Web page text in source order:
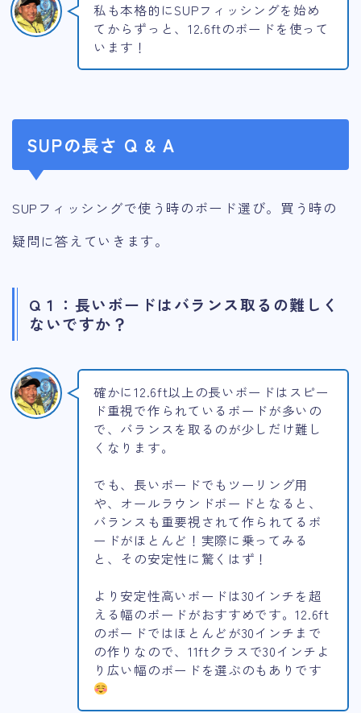
私も本格的にSUPフィッシングを始め
てからずっと、12.6ftのボードを使って
います！
SUPの長さ Q & A
SUPフィッシングで使う時のボード選び。買う時の
疑問に答えていきます。
Q１：長いボードはバランス取るの難しく
ないですか？
確かに12.6ft以上の長いボードはスピー
ド重視で作られているボードが多いの
で、バランスを取るのが少しだけ難し
くなります。
でも、長いボードでもツーリング用
や、オールラウンドボードとなると、
バランスも重要視されて作られてるボ
ードがほとんど！実際に乗ってみる
と、その安定性に驚くはず！
より安定性高いボードは30インチを超
える幅のボードがおすすめです。12.6ft
のボードではほとんどが30インチまで
の作りなので、11ftクラスで30インチよ
り広い幅のボードを選ぶのもありです